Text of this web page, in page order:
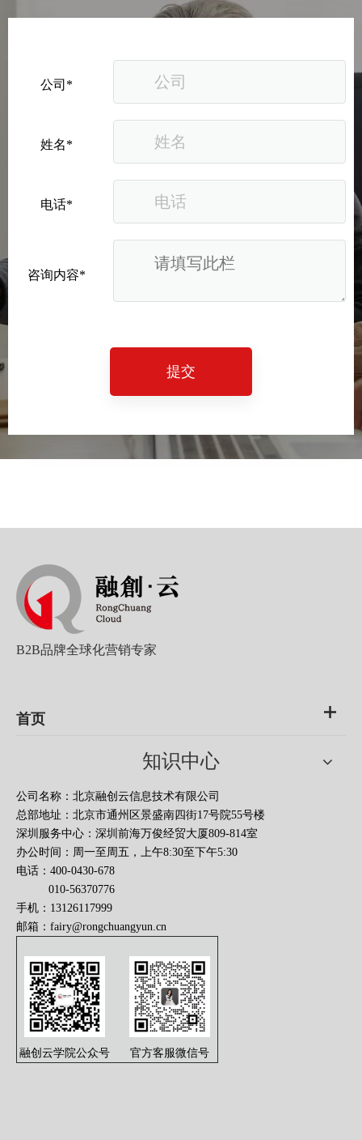
五、FAQ
能看到的部分非常有限（谁看了你档案——若对方未匿名、
谁点了连接、帖子互动者列表）。但要系统性地做账号级意图聚
Sales Navigator（Advanced 及以上）的数据结构支撑。
Q2：Buyer Intent 里的"访客"会不会是同行来刺探情报？
果是同行竞品公司的 BD 团队反复出现，可以标为"观察排除"；如
果是目标市场的终端买家采购/技术岗，那就是真信号。
则需要收紧广告/内容受众定向。
Q5：融创云能帮到什么？
通Sales Navigator销售账号 / 企业广告账号，更关键的是帮外贸团
队实现账号结构搭建、受众定向框架、内容矩阵与线索回收流程，
加权排序，你的销售团队每天打开的不是一堆名字，而是一份按购
买就绪度排好序的行动清单。
公司*
姓名*
电话*
咨询内容*
提交
B2B品牌全球化营销专家
首页
知识中心
公司名称：北京融创云信息技术有限公司
总部地址：北京市通州区景盛南四街17号院55号楼
深圳服务中心：深圳前海万俊经贸大厦809-814室
办公时间：周一至周五，上午8:30至下午5:30
电话：400-0430-678
010-56370776
手机：13126117999
邮箱： fairy@rongchuangyun.cn
融创云学院公众号 官方客服微信号